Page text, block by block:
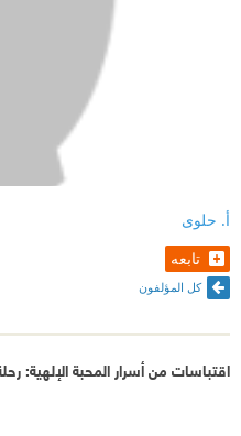
أ. حلوى
تابعه
كل المؤلفون
اقتباسات من أسرار المحبة الإلهية: